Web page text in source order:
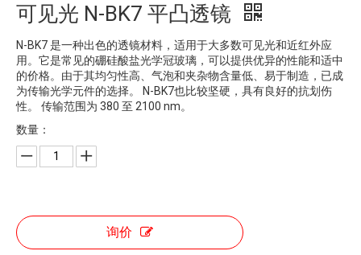
可见光 N-BK7 平凸透镜
N-BK7 是一种出色的透镜材料，适用于大多数可见光和近红外应
用。它是常见的硼硅酸盐光学冠玻璃，可以提供优异的性能和适中
的价格。由于其均匀性高、气泡和夹杂物含量低、易于制造，已成
为传输光学元件的选择。 N-BK7也比较坚硬，具有良好的抗划伤
性。 传输范围为 380 至 2100 nm。
数量：
询价